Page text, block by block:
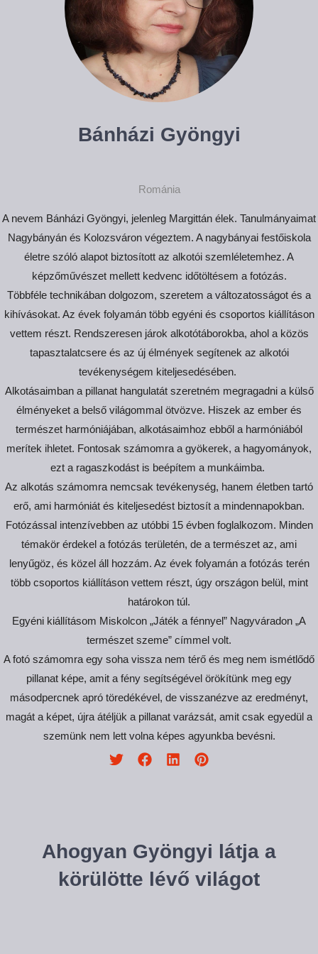
Bánházi Gyöngyi
Románia
A nevem Bánházi Gyöngyi, jelenleg Margittán élek. Tanulmányaimat
Nagybányán és Kolozsváron végeztem. A nagybányai festőiskola
életre szóló alapot biztosított az alkotói szemléletemhez. A
képzőművészet mellett kedvenc időtöltésem a fotózás.
Többféle technikában dolgozom, szeretem a változatosságot és a
kihívásokat. Az évek folyamán több egyéni és csoportos kiállításon
vettem részt. Rendszeresen járok alkotótáborokba, ahol a közös
tapasztalatcsere és az új élmények segítenek az alkotói
tevékenységem kiteljesedésében.
Alkotásaimban a pillanat hangulatát szeretném megragadni a külső
élményeket a belső világommal ötvözve. Hiszek az ember és
természet harmóniájában, alkotásaimhoz ebből a harmóniából
merítek ihletet. Fontosak számomra a gyökerek, a hagyományok,
ezt a ragaszkodást is beépítem a munkáimba.
Az alkotás számomra nemcsak tevékenység, hanem életben tartó
erő, ami harmóniát és kiteljesedést biztosít a mindennapokban.
Fotózással intenzívebben az utóbbi 15 évben foglalkozom. Minden
témakör érdekel a fotózás területén, de a természet az, ami
lenyűgöz, és közel áll hozzám. Az évek folyamán a fotózás terén
több csoportos kiállításon vettem részt, úgy országon belül, mint
határokon túl.
Egyéni kiállításom Miskolcon „Játék a fénnyel” Nagyváradon „A
természet szeme” címmel volt.
A fotó számomra egy soha vissza nem térő és meg nem ismétlődő
pillanat képe, amit a fény segítségével örökítünk meg egy
másodpercnek apró töredékével, de visszanézve az eredményt,
magát a képet, újra átéljük a pillanat varázsát, amit csak egyedül a
szemünk nem lett volna képes agyunkba bevésni.
Ahogyan Gyöngyi látja a
körülötte lévő világot